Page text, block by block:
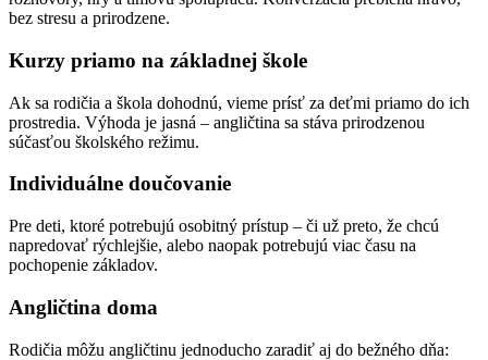
bez stresu a prirodzene.
Kurzy priamo na základnej škole
Ak sa rodičia a škola dohodnú, vieme prísť za deťmi priamo do ich
prostredia. Výhoda je jasná – angličtina sa stáva prirodzenou
súčasťou školského režimu.
Individuálne doučovanie
Pre deti, ktoré potrebujú osobitný prístup – či už preto, že chcú
napredovať rýchlejšie, alebo naopak potrebujú viac času na
pochopenie základov.
Angličtina doma
Rodičia môžu angličtinu jednoducho zaradiť aj do bežného dňa: